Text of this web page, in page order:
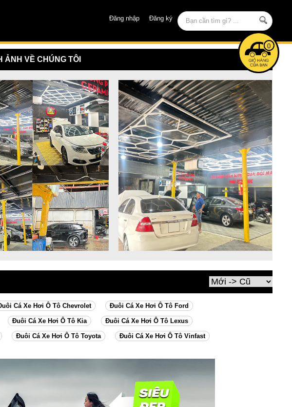
Đăng nhập Đăng ký
0
ẢNH VỀ CHÚNG TÔI
Cá Xe Hơi Ô Tô Chevrolet Đuôi Cá Xe Hơi Ô Tô Ford
Đuôi Cá Xe Hơi Ô Tô Kia Đuôi Cá Xe Hơi Ô Tô Lexus
Đuôi Cá Xe Hơi Ô Tô Toyota Đuôi Cá Xe Hơi Ô Tô Vinfast